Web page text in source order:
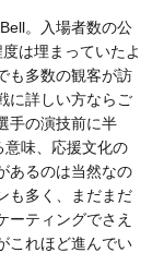
。入場者数の公
は埋まっていたよ
も多数の観客が訪
に詳しい方ならご
手の演技前に半
意味、応援文化の
あるのは当然なの
も多く、まだまだ
ーティングでさえ
これほど進んでい